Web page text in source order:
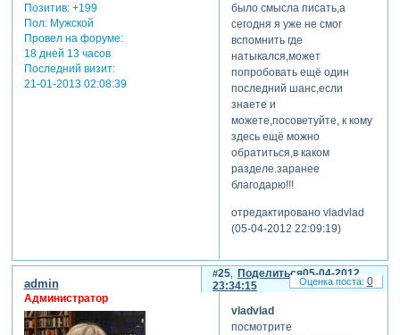
Позитив: +199
Пол:Мужской
Провел на форуме:
18 дней 13 часов
Последний визит:
21-01-2013 02:08:39
было смысла писать,а
сегодня я уже не смог
вспомнить где
натыкался,может
попробовать ещё один
последний шанс,если
знаете и
можете,посоветуйте, к кому
здесь ещё можно
обратиться,в каком
разделе.заранее
благодарю!!!
отредактировано vladvlad
(05-04-2012 22:09:19)
Поделиться
25
05-04-2012
23:34:15
admin
Администратор
vladvlad
посмотрите
0